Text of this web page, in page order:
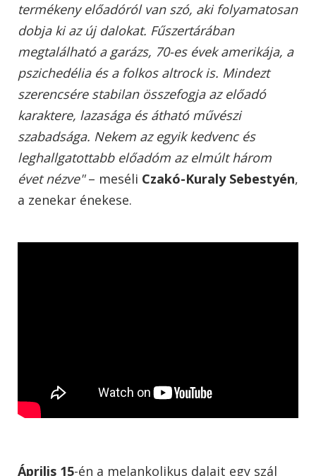
termékeny előadóról van szó, aki folyamatosan
dobja ki az új dalokat. Fűszertárában
megtalálható a garázs, 70-es évek amerikája, a
pszichedélia és a folkos altrock is. Mindezt
szerencsére stabilan összefogja az előadó
karaktere, lazasága és átható művészi
szabadsága. Nekem az egyik kedvenc és
leghallgatottabb előadóm az elmúlt három
évet nézve"– meséli Czakó-Kuraly Sebestyén,
a zenekar énekese.
Április 15-én a melankolikus dalait egy szál